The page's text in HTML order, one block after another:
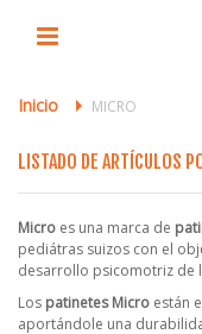
Inicio > MICRO
LISTADO DE ARTÍCULOS
Micro es una marca de
pediátras suizos con el
desarrollo psicomotriz de
Los patinetes Micro están
aportándole una